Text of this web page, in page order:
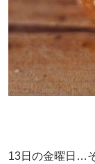
13日の金曜日…